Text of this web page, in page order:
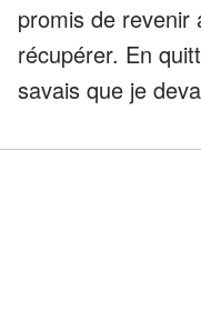
promis de revenir
récupérer. En
savais que je